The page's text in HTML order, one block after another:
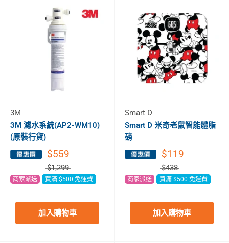
3M
3M 濾水系統(AP2-WM10)
(原裝行貨)
$559
$1,299
商家派送 買滿 $500 免運費
加入購物車
Smart D
Smart D 米奇老鼠智能體脂
磅
$119
$438
商家派送 買滿 $500 免運費
加入購物車